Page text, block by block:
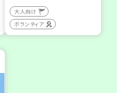
大人向け
ボランティア